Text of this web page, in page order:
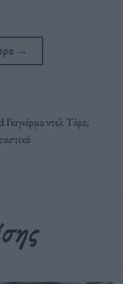
→
Γκιγιέρμο ντελ Τόρο,